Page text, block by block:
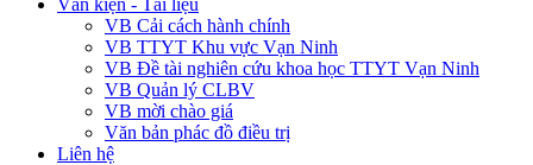
VB Cải cách hành chính
VB TTYT Khu vực Vạn Ninh
VB Đề tài nghiên cứu khoa học TTYT Vạn Ninh
VB Quản lý CLBV
VB mời chào giá
Văn bản phác đồ điều trị
Liên hệ